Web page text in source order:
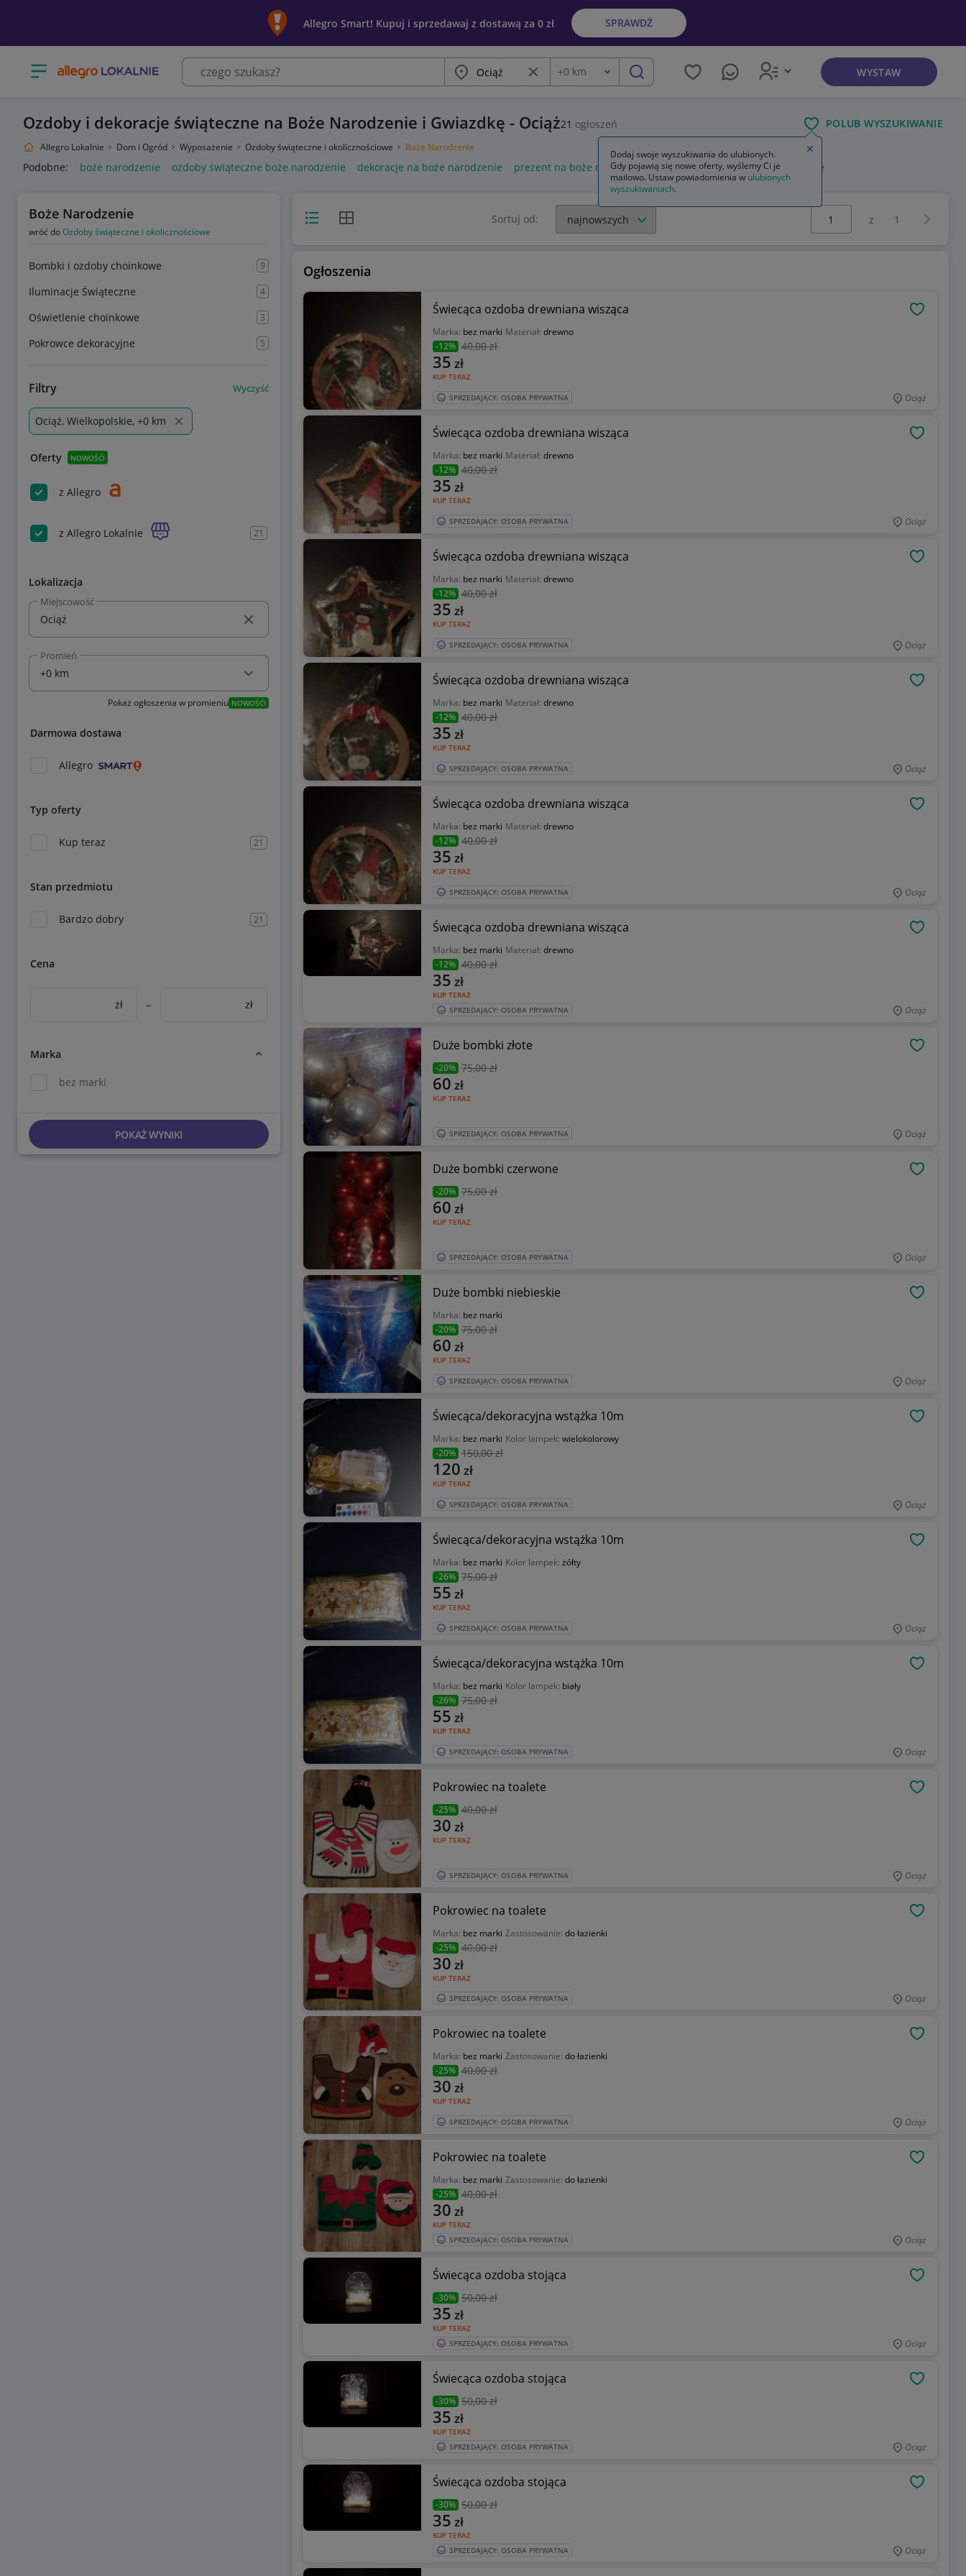
Allegro Smart! Kupuj i sprzedawaj z dostawą za 0 zł SPRAWDŹ
Otwórz menu z kategoriami Miasto Wyczyść frazę
Odległość
+0 km szukaj WYSTAW
Ozdoby i dekoracje świąteczne na Boże Narodzenie i Gwiazdkę - Ociąż21 ogłoszeń POLUB WYSZUKIWANIE
Allegro Lokalnie Dom i Ogród Wyposażenie Ozdoby świąteczne i okolicznościowe Boże Narodzenie
Podobne: boże narodzenie ozdoby świąteczne boże narodzenie dekoracje na boże narodzenie prezent na boże narodzenie stroiki na stół na boże narodzenie
Boże Narodzenie
wróć doOzdoby świąteczne i okolicznościowe
Bombki i ozdoby choinkowe 9
Iluminacje Świąteczne 4
Oświetlenie choinkowe 3
Pokrowce dekoracyjne 5
Filtry Wyczyść
Ociąż, Wielkopolskie, +0 km
Oferty NOWOŚĆ!
z Allegro
z Allegro Lokalnie 21
Lokalizacja
Miejscowość
Promień
Pokaż ogłoszenia w promieniu NOWOŚĆ!
Darmowa dostawa
Allegro
Typ oferty
Kup teraz 21
Stan przedmiotu
Bardzo dobry 21
Cena
zł – zł
Marka
bez marki
POKAŻ WYNIKI
Widok listyWidok siatki Sortuj od:
Wybierz stronę:
z 1
Ogłoszenia
Świecąca ozdoba drewniana wisząca
Marka: bez marki Materiał: drewno
-12% 40,00 zł
KUP TERAZ
35 zł
SPRZEDAJĄCY: OSOBA PRYWATNA Ociąż
Świecąca ozdoba drewniana wisząca
Marka: bez marki Materiał: drewno
-12% 40,00 zł
KUP TERAZ
35 zł
SPRZEDAJĄCY: OSOBA PRYWATNA Ociąż
Świecąca ozdoba drewniana wisząca
Marka: bez marki Materiał: drewno
-12% 40,00 zł
KUP TERAZ
35 zł
SPRZEDAJĄCY: OSOBA PRYWATNA Ociąż
Świecąca ozdoba drewniana wisząca
Marka: bez marki Materiał: drewno
-12% 40,00 zł
KUP TERAZ
35 zł
SPRZEDAJĄCY: OSOBA PRYWATNA Ociąż
Świecąca ozdoba drewniana wisząca
Marka: bez marki Materiał: drewno
-12% 40,00 zł
KUP TERAZ
35 zł
SPRZEDAJĄCY: OSOBA PRYWATNA Ociąż
Świecąca ozdoba drewniana wisząca
Marka: bez marki Materiał: drewno
-12% 40,00 zł
KUP TERAZ
35 zł
SPRZEDAJĄCY: OSOBA PRYWATNA Ociąż
Duże bombki złote
-20% 75,00 zł
KUP TERAZ
60 zł
SPRZEDAJĄCY: OSOBA PRYWATNA Ociąż
Duże bombki czerwone
-20% 75,00 zł
KUP TERAZ
60 zł
SPRZEDAJĄCY: OSOBA PRYWATNA Ociąż
Duże bombki niebieskie
Marka: bez marki
-20% 75,00 zł
KUP TERAZ
60 zł
SPRZEDAJĄCY: OSOBA PRYWATNA Ociąż
Świecąca/dekoracyjna wstążka 10m
Marka: bez marki Kolor lampek: wielokolorowy
-20% 150,00 zł
KUP TERAZ
120 zł
SPRZEDAJĄCY: OSOBA PRYWATNA Ociąż
Świecąca/dekoracyjna wstążka 10m
Marka: bez marki Kolor lampek: żółty
-26% 75,00 zł
KUP TERAZ
55 zł
SPRZEDAJĄCY: OSOBA PRYWATNA Ociąż
Świecąca/dekoracyjna wstążka 10m
Marka: bez marki Kolor lampek: biały
-26% 75,00 zł
KUP TERAZ
55 zł
SPRZEDAJĄCY: OSOBA PRYWATNA Ociąż
Pokrowiec na toalete
-25% 40,00 zł
KUP TERAZ
30 zł
SPRZEDAJĄCY: OSOBA PRYWATNA Ociąż
Pokrowiec na toalete
Marka: bez marki Zastosowanie: do łazienki
-25% 40,00 zł
KUP TERAZ
30 zł
SPRZEDAJĄCY: OSOBA PRYWATNA Ociąż
Pokrowiec na toalete
Marka: bez marki Zastosowanie: do łazienki
-25% 40,00 zł
KUP TERAZ
30 zł
SPRZEDAJĄCY: OSOBA PRYWATNA Ociąż
Pokrowiec na toalete
Marka: bez marki Zastosowanie: do łazienki
-25% 40,00 zł
KUP TERAZ
30 zł
SPRZEDAJĄCY: OSOBA PRYWATNA Ociąż
Świecąca ozdoba stojąca
-30% 50,00 zł
KUP TERAZ
35 zł
SPRZEDAJĄCY: OSOBA PRYWATNA Ociąż
Świecąca ozdoba stojąca
-30% 50,00 zł
KUP TERAZ
35 zł
SPRZEDAJĄCY: OSOBA PRYWATNA Ociąż
Świecąca ozdoba stojąca
-30% 50,00 zł
KUP TERAZ
35 zł
SPRZEDAJĄCY: OSOBA PRYWATNA Ociąż
Dodaj swoje wyszukiwania do ulubionych.
Gdy pojawią się nowe oferty, wyślemy Ci je
mailowo. Ustaw powiadomienia w ulubionych
wyszukiwaniach.
Zamknij wskazówkę